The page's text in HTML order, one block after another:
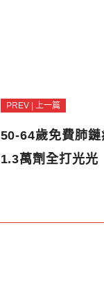
PREV | 上一篇
50-64歲免費肺
1.3萬劑全打光光